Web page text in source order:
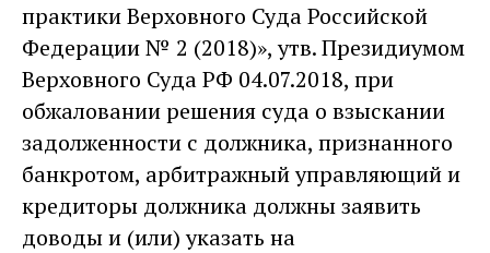
практики Верховного Суда Российской
Федерации № 2 (2018)», утв. Президиумом
Верховного Суда РФ 04.07.2018, при
обжаловании решения суда о взыскании
задолженности с должника, признанного
банкротом, арбитражный управляющий и
кредиторы должника должны заявить
доводы и (или) указать на